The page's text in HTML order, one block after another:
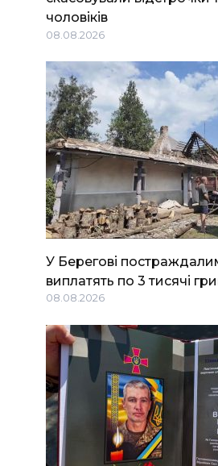
чоловіків
08.08.2026
У Берегові
виплатять по 3 тисячі
08.08.2026